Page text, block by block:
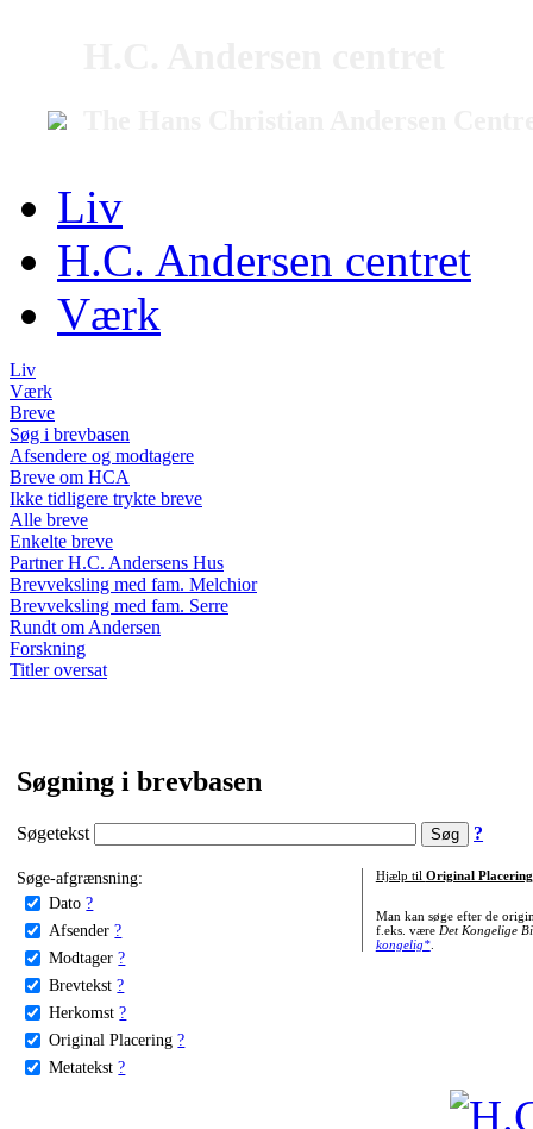
Liv
H.C. Andersen centret
Værk
Liv
Værk
Breve
Søg i brevbasen
Afsendere og modtagere
Breve om HCA
Ikke tidligere trykte breve
Alle breve
Enkelte breve
Partner H.C. Andersens Hus
Brevveksling med fam. Melchior
Brevveksling med fam. Serre
Rundt om Andersen
Forskning
Titler oversat
Søgning i brevbasen
Søgetekst ?
Søge-afgrænsning:
Dato ?
Afsender ?
Modtager ?
Brevtekst ?
Herkomst ?
Original Placering ?
Metatekst ?
Hjælp til Original Placering
Man kan søge efter de
f.eks. være Det Kongelige
kongelig*.